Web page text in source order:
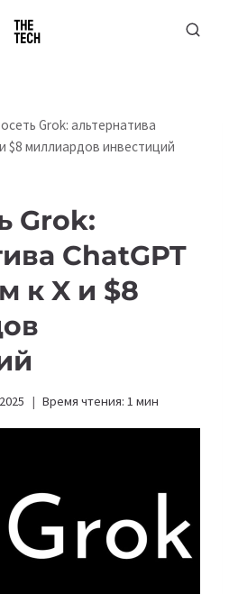
Grok: альтернатива
$8 миллиардов инвестиций
Grok:
ChatGPT
к X и $8
Время чтения: 1 мин